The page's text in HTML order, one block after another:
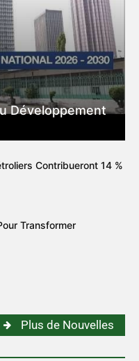
Développement
Contribueront 14 %
Transformer
Plus de Nouvelles